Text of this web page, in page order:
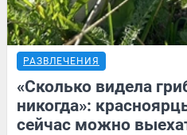
РАЗВЛЕЧЕНИЯ
«Сколько видела
никогда»:
сейчас можно